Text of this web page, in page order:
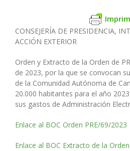
CONSEJERÍA DE PRESIDENCIA,
ACCIÓN EXTERIOR
Orden y Extracto de la Orden de
de 2023, por la que se convocan
de la Comunidad Autónoma de
20.000 habitantes para el año
sus gastos de Administración
Enlace al BOC Orden PRE/69/2023
Enlace al BOC Extracto de la